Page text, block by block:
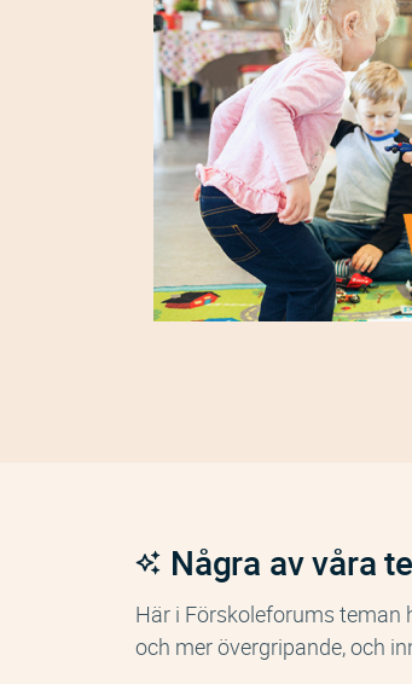
Några av våra
Här i Förskoleforums teman
och mer övergripande, och